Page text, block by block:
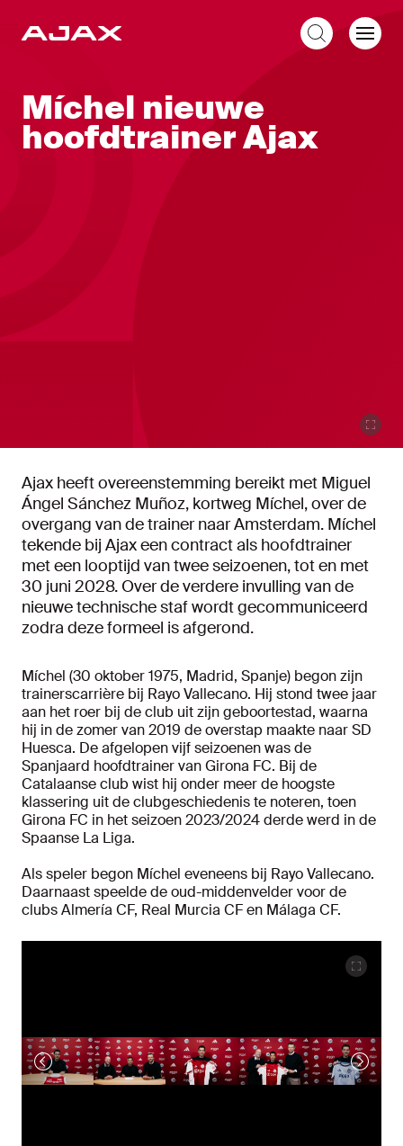
Míchel nieuwe
hoofdtrainer Ajax
Ajax heeft overeenstemming bereikt met Miguel
Ángel Sánchez Muñoz, kortweg Míchel, over de
overgang van de trainer naar Amsterdam. Míchel
tekende bij Ajax een contract als hoofdtrainer
met een looptijd van twee seizoenen, tot en met
30 juni 2028. Over de verdere invulling van de
nieuwe technische staf wordt gecommuniceerd
zodra deze formeel is afgerond.
Míchel (30 oktober 1975, Madrid, Spanje) begon zijn
trainerscarrière bij Rayo Vallecano. Hij stond twee jaar
aan het roer bij de club uit zijn geboortestad, waarna
hij in de zomer van 2019 de overstap maakte naar SD
Huesca. De afgelopen vijf seizoenen was de
Spanjaard hoofdtrainer van Girona FC. Bij de
Catalaanse club wist hij onder meer de hoogste
klassering uit de clubgeschiedenis te noteren, toen
Girona FC in het seizoen 2023/2024 derde werd in de
Spaanse La Liga.
Als speler begon Míchel eveneens bij Rayo Vallecano.
Daarnaast speelde de oud-middenvelder voor de
clubs Almería CF, Real Murcia CF en Málaga CF.